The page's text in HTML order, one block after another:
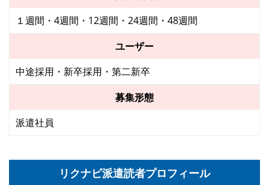
１週間・4週間・12週間・24週間・48週間
ユーザー
中途採用・新卒採用・第二新卒
募集形態
派遣社員
リクナビ派遣読者プロフィール